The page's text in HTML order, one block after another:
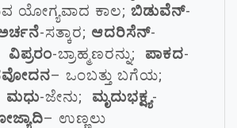
ಯೋಗ್ಯವಾದ ಕಾಲ; ಬಿಡುವೆನ್-
-ಸತ್ಕಾರ; ಆದರಿಸೆನ್-
ವಿಪ್ರರಂ-ಬ್ರಾಹ್ಮಣರನ್ನು; ಪಾಕದ-
– ಒಂಬತ್ತು ಬಗೆಯ;
ಮಧು-ಜೇನು; ಮೃದುಭಕ್ಷ್ಯ-
– ಉಣ್ಣಲು